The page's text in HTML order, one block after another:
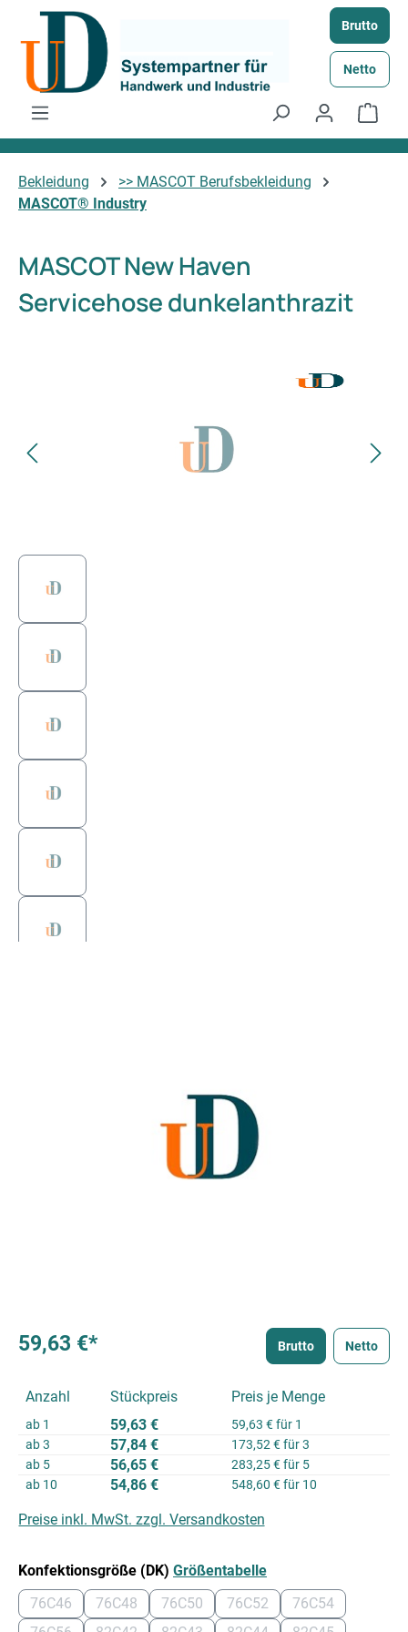
Zum Hauptinhalt springen Brutto
Netto
Bekleidung
>> MASCOT Berufsbekleidung
MASCOT® Industry
MASCOT New Haven
Servicehose dunkelanthrazit
59,63 €* Brutto Netto
Anzahl Stückpreis Preis je Menge
ab 1 59,63 €
59,63 € für 1
ab3 57,84 €
173,52 € für 3
ab 5 56,65 €
283,25 € für 5
ab 10 54,86 € 548,60 € für 10
Preise inkl. MwSt. zzgl. Versandkosten
Konfektionsgröße (DK) auswählen
Größentabelle
76C46
(Diese Option ist zurzeit nicht verfügbar.)
76C48
(Diese Option ist zurzeit nicht verfügbar.)
76C50
(Diese Option ist zurzeit nicht
76C52
(Diese Option ist zurzeit
76C54
(Diese Option